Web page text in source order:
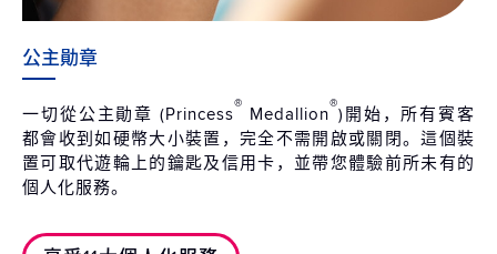
公主勛章
一切從公主勛章 (Princess® Medallion®)開始，所有賓客
都會收到如硬幣大小裝置，完全不需開啟或關閉。這個裝
置可取代遊輪上的鑰匙及信用卡，並帶您體驗前所未有的
個人化服務。